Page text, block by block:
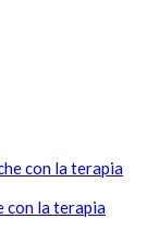
con la terapia